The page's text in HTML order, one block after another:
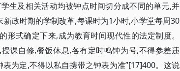
生及相关活动均被钟点时间切分成不同的单元,并
政时期的学制改革,每课时为1小时,小学堂每周30
式确定下来,成为教育时间现代性的法定制度。
课自修,餐饭休息,各有定时鸣钟为号,不得参差违
为定,不得以私自携带之钟表为准”[17]400。这说